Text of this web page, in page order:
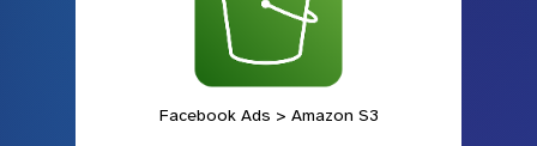
Facebook Ads > Amazon S3